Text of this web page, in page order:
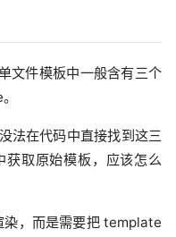
文件模板中一般含有三个
法在代码中直接找到这三
取原始模板，应该怎么
，而是需要把 template